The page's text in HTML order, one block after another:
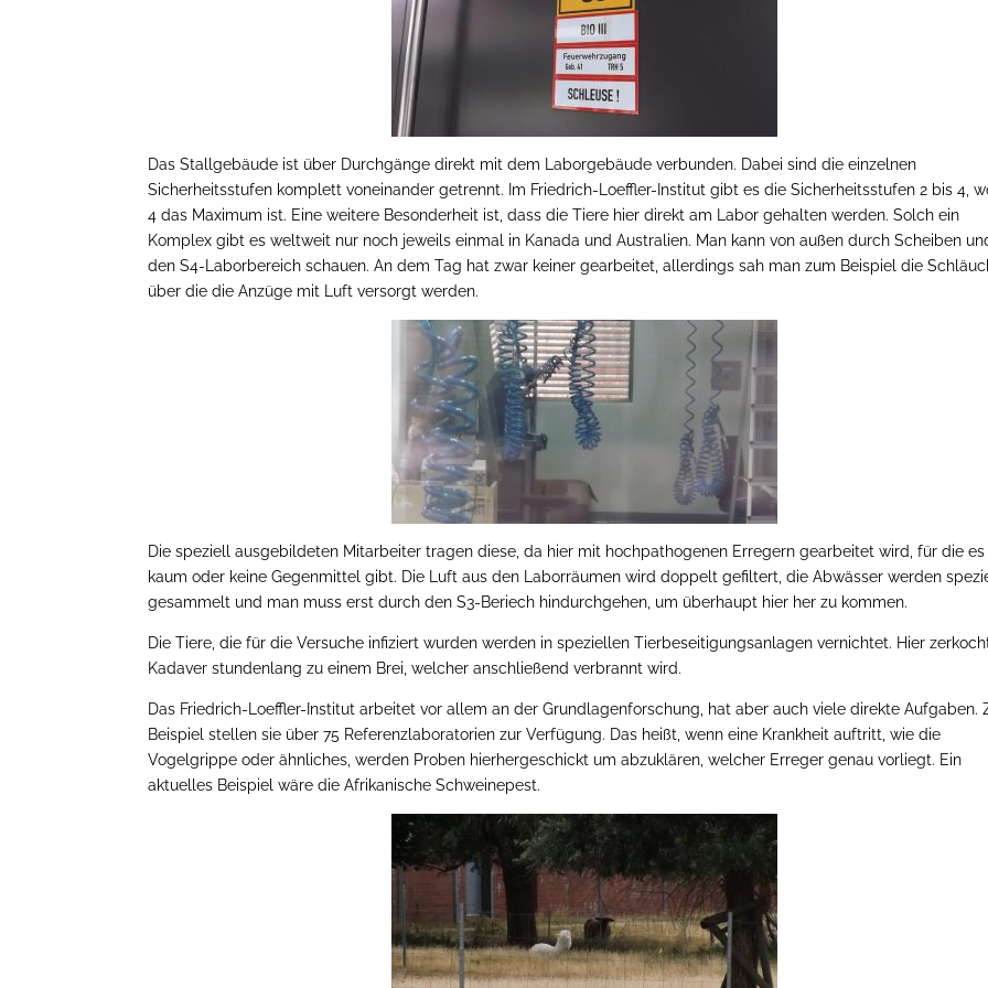
Das Stallgebäude ist über Durchgänge direkt mit dem Laborgebäude verbunden. Dabei sind die einzelnen
Sicherheitsstufen komplett voneinander getrennt. Im Friedrich-Loeffler-Institut gibt es die Sicherheitsstufen 2 bis 4,
4 das Maximum ist. Eine weitere Besonderheit ist, dass die Tiere hier direkt am Labor gehalten werden. Solch ein
Komplex gibt es weltweit nur noch jeweils einmal in Kanada und Australien. Man kann von außen durch Scheiben
den S4-Laborbereich schauen. An dem Tag hat zwar keiner gearbeitet, allerdings sah man zum Beispiel die
über die die Anzüge mit Luft versorgt werden.
Die speziell ausgebildeten Mitarbeiter tragen diese, da hier mit hochpathogenen Erregern gearbeitet wird, für die es
kaum oder keine Gegenmittel gibt. Die Luft aus den Laborräumen wird doppelt gefiltert, die Abwässer werden
gesammelt und man muss erst durch den S3-Beriech hindurchgehen, um überhaupt hier her zu kommen.
Die Tiere, die für die Versuche infiziert wurden werden in speziellen Tierbeseitigungsanlagen vernichtet. Hier
Kadaver stundenlang zu einem Brei, welcher anschließend verbrannt wird.
Das Friedrich-Loeffler-Institut arbeitet vor allem an der Grundlagenforschung, hat aber auch viele direkte Aufgaben.
Beispiel stellen sie über 75 Referenzlaboratorien zur Verfügung. Das heißt, wenn eine Krankheit auftritt, wie die
Vogelgrippe oder ähnliches, werden Proben hierhergeschickt um abzuklären, welcher Erreger genau vorliegt. Ein
aktuelles Beispiel wäre die Afrikanische Schweinepest.